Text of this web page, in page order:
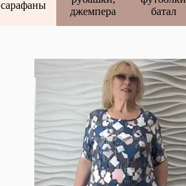
сарафаны
джемпера
батал